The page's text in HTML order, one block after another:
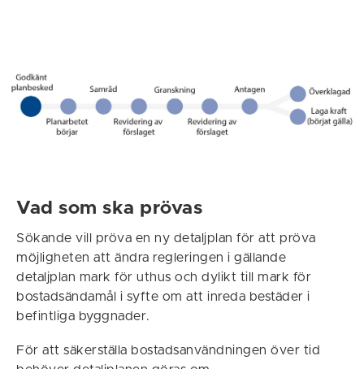
Vad som ska prövas
Sökande vill pröva en ny detaljplan för att pröva
möjligheten att ändra regleringen i gällande
detaljplan mark för uthus och dylikt till mark för
bostadsändamål i syfte om att inreda bestäder i
befintliga byggnader.
För att säkerställa bostadsanvändningen över tid